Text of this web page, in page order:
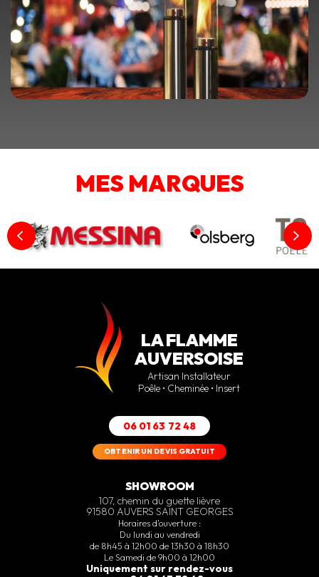
MES MARQUES
LA FLAMME
AUVERSOISE
Artisan Installateur
Poêle • Cheminée • Insert
SHOWROOM
107, chemin du guette lièvre
91580 AUVERS SAINT GEORGES
Horaires d’ouverture :
Du lundi au vendredi
de 8h45 à 12h00 de 13h30 à 18h30
Le Samedi de 9h00 à 12h00
Uniquement sur rendez-vous
06 01 63 72 48
OBTENIR UN DEVIS GRATUIT